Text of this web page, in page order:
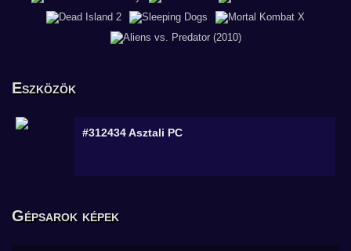
Eszközök
#312434Asztali PC
Gépsarok képek